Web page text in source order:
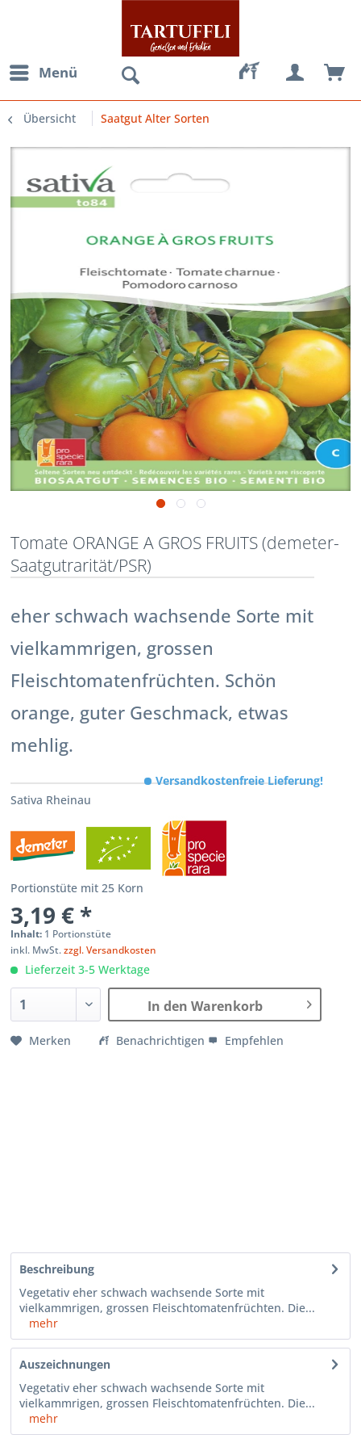
Menü
Übersicht Saatgut Alter Sorten
Tomate ORANGE A GROS FRUITS (demeter-
Saatgutrarität/PSR)
eher schwach wachsende Sorte mit
vielkammrigen, grossen
Fleischtomatenfrüchten. Schön
orange, guter Geschmack, etwas
mehlig.
Sativa Rheinau
Portionstüte mit 25 Korn
3,19 € *
Inhalt: 1 Portionstüte
inkl. MwSt.zzgl. Versandkosten
Versandkostenfreie Lieferung!
Lieferzeit 3-5 Werktage
In den Warenkorb
Merken Benachrichtigen Empfehlen
Beschreibung
Vegetativ eher schwach wachsende Sorte mit
vielkammrigen, grossen Fleischtomatenfrüchten. Die...
mehr
Auszeichnungen
Vegetativ eher schwach wachsende Sorte mit
vielkammrigen, grossen Fleischtomatenfrüchten. Die...
mehr